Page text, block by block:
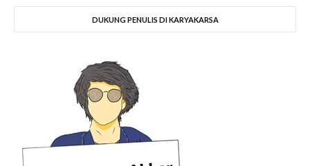
DUKUNG PENULIS DI KARYAKARSA